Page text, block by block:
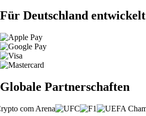
Für Deutschland entwickelt
Globale Partnerschaften